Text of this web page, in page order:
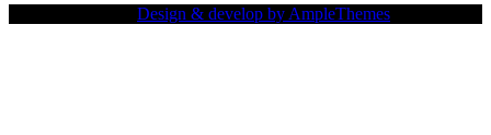
Design & develop by AmpleThemes